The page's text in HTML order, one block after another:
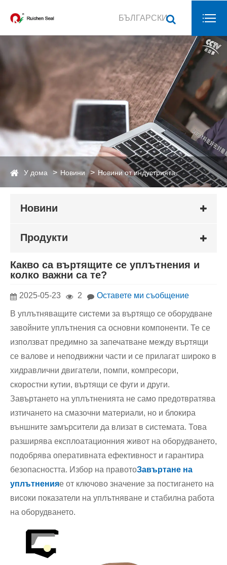
БЪЛГАРСКИ
У дома Новини Новини от индустрията
Новини
Продукти
Какво са въртящите се уплътнения и
колко важни са те?
2025-05-23 2 Оставете ми съобщение
В уплътняващите системи за въртящо се оборудване
завойните уплътнения са основни компоненти. Те се
използват предимно за запечатване между въртящи
се валове и неподвижни части и се прилагат широко в
хидравлични двигатели, помпи, компресори,
скоростни кутии, въртящи се фуги и други.
Завъртането на уплътненията не само предотвратява
изтичането на смазочни материали, но и блокира
външните замърсители да влизат в системата. Това
разширява експлоатационния живот на оборудването,
подобрява оперативната ефективност и гарантира
безопасността. Избор на правотоЗавъртане на
уплътненияе от ключово значение за постигането на
високи показатели на уплътняване и стабилна работа
на оборудването.